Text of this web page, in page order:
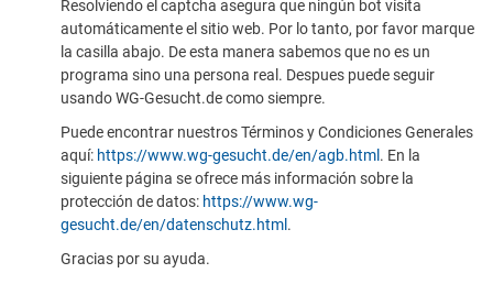
Resolviendo el captcha asegura que ningún bot visita
automáticamente el sitio web. Por lo tanto, por favor marque
la casilla abajo. De esta manera sabemos que no es un
programa sino una persona real. Despues puede seguir
usando WG-Gesucht.de como siempre.
Puede encontrar nuestros Términos y Condiciones Generales
aquí: https://www.wg-gesucht.de/en/agb.html . En la
siguiente página se ofrece más información sobre la
protección de datos: https://www.wg-
gesucht.de/en/datenschutz.html .
Gracias por su ayuda.